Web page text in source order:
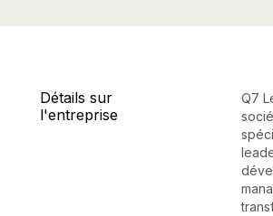
Détails sur
l'entreprise
Q7